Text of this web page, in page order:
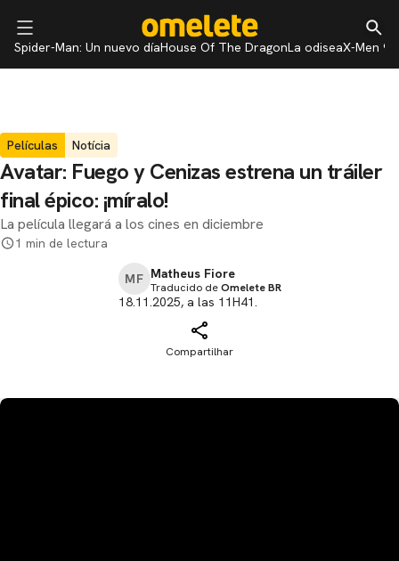
Spider-Man: Un nuevo díaHouse Of The DragonLa odiseaX-Men 97
Películas Notícia
Avatar: Fuego y Cenizas estrena un tráiler
final épico: ¡míralo!
La película llegará a los cines en diciembre
1 min de lectura
MF Matheus Fiore
Traducido deOmelete BR
18.11.2025, a las 11H41.
Compartilhar